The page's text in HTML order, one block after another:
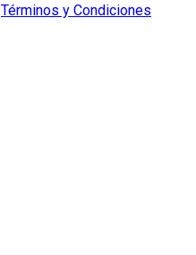
Términos y Condiciones